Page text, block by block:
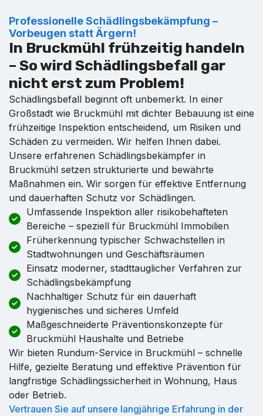
Professionelle Schädlingsbekämpfung –
Vorbeugen statt Ärgern!
In Bruckmühl frühzeitig handeln
– So wird Schädlingsbefall gar
nicht erst zum Problem!
Schädlingsbefall beginnt oft unbemerkt. In einer
Großstadt wie Bruckmühl mit dichter Bebauung ist eine
frühzeitige Inspektion entscheidend, um Risiken und
Schäden zu vermeiden. Wir helfen Ihnen dabei.
Unsere erfahrenen Schädlingsbekämpfer in
Bruckmühl setzen strukturierte und bewährte
Maßnahmen ein. Wir sorgen für effektive Entfernung
und dauerhaften Schutz vor Schädlingen.
Umfassende Inspektion aller risikobehafteten
Bereiche – speziell für Bruckmühl Immobilien
Früherkennung typischer Schwachstellen in
Stadtwohnungen und Geschäftsräumen
Einsatz moderner, stadttauglicher Verfahren zur
Schädlingsbekämpfung
Nachhaltiger Schutz für ein dauerhaft
hygienisches und sicheres Umfeld
Maßgeschneiderte Präventionskonzepte für
Bruckmühl Haushalte und Betriebe
Wir bieten Rundum-Service in Bruckmühl – schnelle
Hilfe, gezielte Beratung und effektive Prävention für
langfristige Schädlingssicherheit in Wohnung, Haus
oder Betrieb.
Vertrauen Sie auf unsere langjährige Erfahrung in der